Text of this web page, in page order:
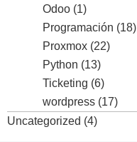
Odoo (1)
Programación (18)
Proxmox (22)
Python (13)
Ticketing (6)
wordpress (17)
Uncategorized (4)